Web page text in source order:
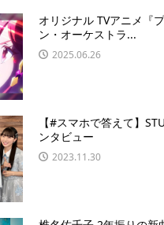
オリジナル TVアニメ『
ン・オーケストラ...
2025.06.26
【#スマホで答えて】
ンタビュー
2023.11.30